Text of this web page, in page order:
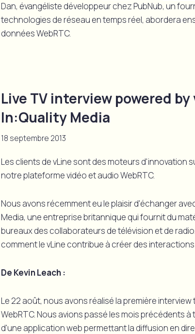
Dan, évangéliste développeur chez PubNub, un
technologies de réseau en temps réel, abordera
données WebRTC.
Live TV interview powered
In:Quality Media
18 septembre 2013
Les clients de vLine sont des moteurs d'innovation
notre plateforme vidéo et audio WebRTC.
Nous avons récemment eu le plaisir d'échanger
Media, une entreprise britannique qui fournit du
bureaux des collaborateurs de télévision et de
comment le vLine contribue à créer des
De Kevin Leach :
Le 22 août, nous avons réalisé la première
WebRTC. Nous avions passé les mois précédents
d'une application web permettant la diffusion en